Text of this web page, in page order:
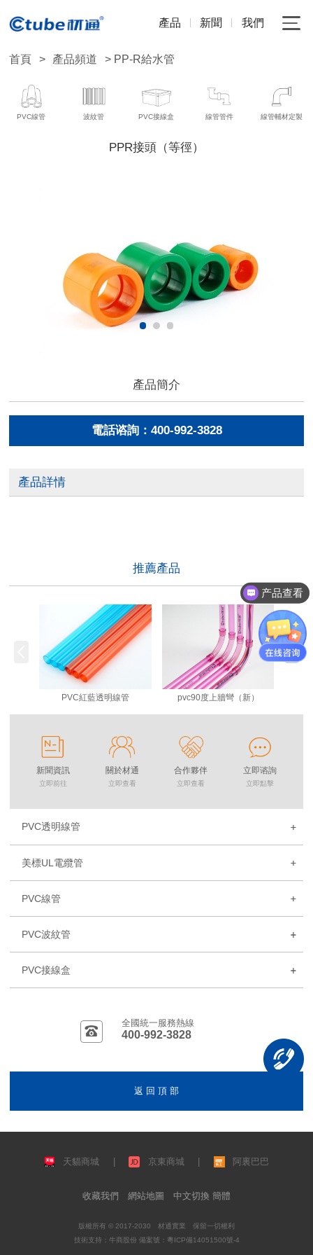
產品 新聞 我們
首頁 > 產品頻道 > PP-R給水管
PVC線管 波紋管 PVC接線盒 線管管件 線管輔材定製
PPR接頭（等徑）
產品簡介
電話谘詢：400-992-3828
產品詳情
推薦產品
PVC紅藍透明線管 pvc90度上牆彎（新）
新聞資訊
立即前往
關於材通
立即查看
合作夥伴
立即查看
立即谘詢
立即點擊
PVC透明線管
美標UL電纜管
PVC線管
PVC波紋管
PVC接線盒
全國統一服務熱線
400-992-3828
返 回 頂 部
天貓商城 京東商城 阿裏巴巴
收藏我們 網站地圖 中文切換 簡體
版權所有 © 2017-2030 材通實業 保留一切權利
技術支持： 牛商股份 備案號： 粵ICP備14051500號-4
产品查看